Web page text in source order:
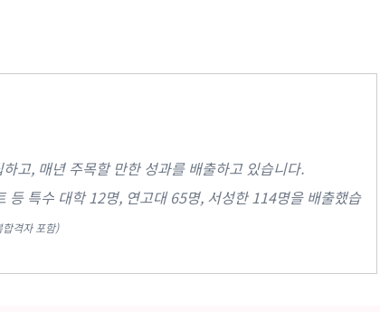
고, 매년 주목할 만한 성과를 배출하고 있습니다.
특수 대학 12명, 연고대 65명, 서성한 114명을 배출했습
격자 포함)